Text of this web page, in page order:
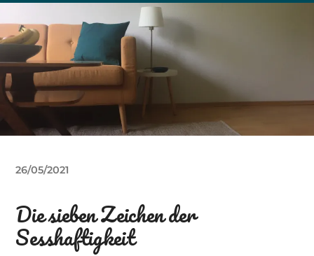
26/05/2021
Die sieben Zeichen der
Sesshaftigkeit